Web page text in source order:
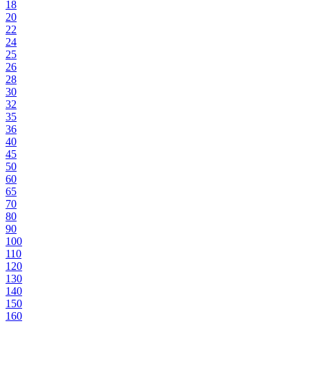
18
20
22
24
25
26
28
30
32
35
36
40
45
50
60
65
70
80
90
100
110
120
130
140
150
160